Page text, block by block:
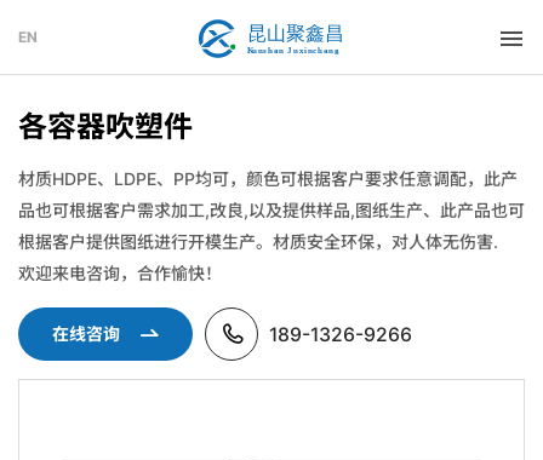
EN
各容器吹塑件
材质HDPE、LDPE、PP均可，颜色可根据客户要求任意调配，此产
品也可根据客户需求加工,改良,以及提供样品,图纸生产、此产品也可
根据客户提供图纸进行开模生产。材质安全环保，对人体无伤害.
欢迎来电咨询，合作愉快！
在线咨询 189-1326-9266